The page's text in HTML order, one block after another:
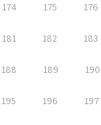
174 175 176
181 182 183
188 189 190
195 196 197